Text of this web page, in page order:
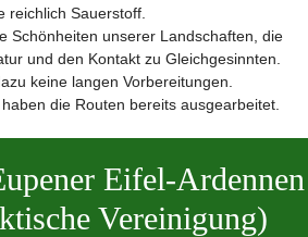
reichlich Sauerstoff.
Schönheiten unserer Landschaften, die
und den Kontakt zu Gleichgesinnten.
keine langen Vorbereitungen.
die Routen bereits ausgearbeitet.
Eifel-Ardennen
Vereinigung)